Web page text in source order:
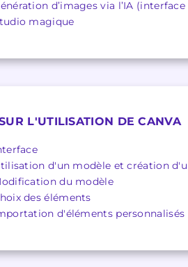
d’images via l’IA
magique
L'UTILISATION DE CANVA
d'un modèle et création
du modèle
des éléments
d'éléments personnalisés